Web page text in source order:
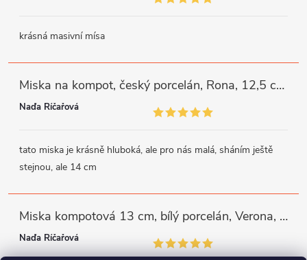
krásná masivní mísa
Miska na kompot, český porcelán, Rona, 12,5 cm, bílý, G. Benedikt
Naďa Říčařová
tato miska je krásně hluboká, ale pro nás malá, sháním ještě
stejnou, ale 14 cm
Miska kompotová 13 cm, bílý porcelán, Verona, G. Benedikt
Naďa Říčařová